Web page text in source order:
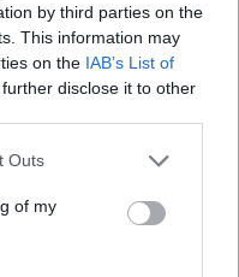
by third parties on the
This information may
on the IAB’s List of
disclose it to other
Outs
of my